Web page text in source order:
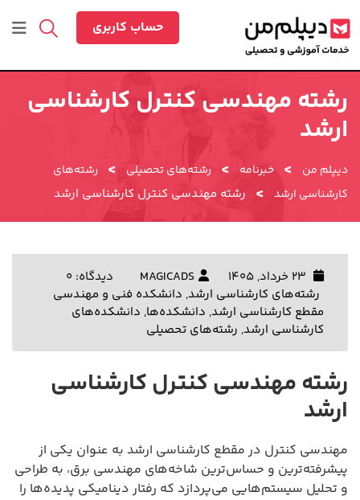
به
محتوا
حساب کاربری
رشته مهندسی کنترل کارشناسی
ارشد
دیپلم من > خبرنامه > رشته‌های تحصیلی >
رشته‌های
کارشناسی ارشد > رشته مهندسی کنترل کارشناسی ارشد
MAGICADS
دیدگاه: 0
رشته‌های کارشناسی ارشد, دانشکده فنی و مهندسی
مقطع کارشناسی ارشد, دانشکده‌ها, دانشکده‌های
کارشناسی ارشد, رشته‌های تحصیلی
رشته مهندسی کنترل کارشناسی
ارشد
مهندسی کنترل در مقطع کارشناسی ارشد به عنوان یکی از
پیشرفته‌ترین و حساس‌ترین شاخه‌های مهندسی برق، به طراحی
و تحلیل سیستم‌هایی می‌پردازد که رفتار دینامیکی پدیده‌ها را